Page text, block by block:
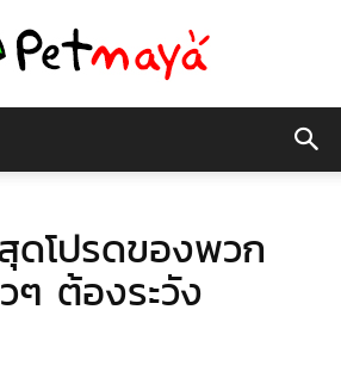
มายา
ดโปรดของพวก
ๆ ต้องระวัง